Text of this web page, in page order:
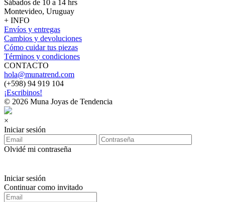
Sábados de 10 a 14 hrs
Montevideo, Uruguay
+ INFO
Envíos y entregas
Cambios y devoluciones
Cómo cuidar tus piezas
Términos y condiciones
CONTACTO
hola@munatrend.com
(+598) 94 919 104
¡Escribinos!
© 2026 Muna Joyas de Tendencia
×
Iniciar sesión
Olvidé mi contraseña
Iniciar sesión
Continuar como invitado